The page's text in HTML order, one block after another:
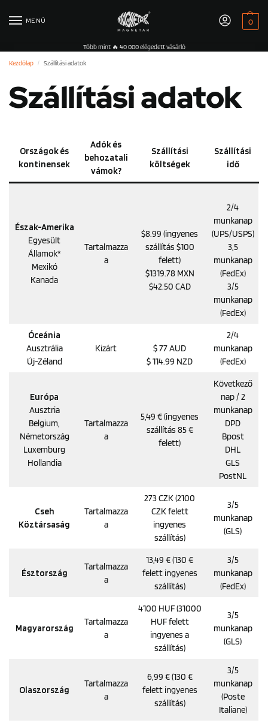
MENÜ 0
Több mint 🔥 40 000 elégedett vásárló
Kezdőlap
/ Szállítási adatok
Szállítási adatok
Országok és
kontinensek
Adók és
behozatali
vámok?
Szállítási
költségek
Szállítási
idő
Észak-Amerika
Egyesült
Államok*
Mexikó
Kanada
Tartalmazza
a
$8.99 (ingyenes
szállítás $100
felett)
$1319.78 MXN
$42.50 CAD
2/4
munkanap
(UPS/USPS)
3,5
munkanap
(FedEx)
3/5
munkanap
(FedEx)
Óceánia
Ausztrália
Új-Zéland
Kizárt
$ 77 AUD
$ 114.99 NZD
2/4
munkanap
(FedEx)
Európa
Ausztria
Belgium,
Németország
Luxemburg
Hollandia
Tartalmazza
a
5,49 € (ingyenes
szállítás 85 €
felett)
Következő
nap / 2
munkanap
DPD
Bpost
DHL
GLS
PostNL
Cseh
Köztársaság
Tartalmazza
a
273 CZK (2100
CZK felett
ingyenes
szállítás)
3/5
munkanap
(GLS)
Észtország
Tartalmazza
a
13,49 € (130 €
felett ingyenes
szállítás)
3/5
munkanap
(FedEx)
Magyarország
Tartalmazza
a
4100 HUF (31000
HUF felett
ingyenes a
szállítás)
3/5
munkanap
(GLS)
Olaszország
Tartalmazza
a
6,99 € (130 €
felett ingyenes
szállítás)
3/5
munkanap
(Poste
Italiane)